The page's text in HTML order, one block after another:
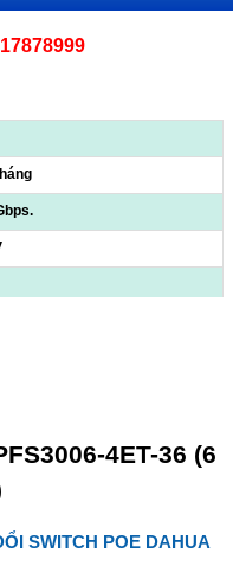
4ET-36 (6
SWITCH POE DAHUA